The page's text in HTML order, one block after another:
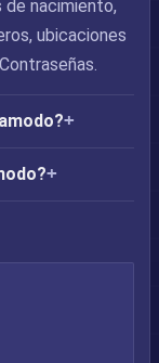
de nacimiento,
ubicaciones